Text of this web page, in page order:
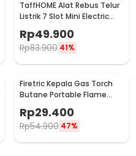
TaffHOME Alat Rebus Telur
Listrik 7 Slot Mini Electric
Egg Cooker 350W - YS-203
Rp49.900
Rp83.900 41%
Firetric Kepala Gas Torch
Butane Portable Flame
Gun Adjustable - 807
Rp29.400
Rp54.900 47%